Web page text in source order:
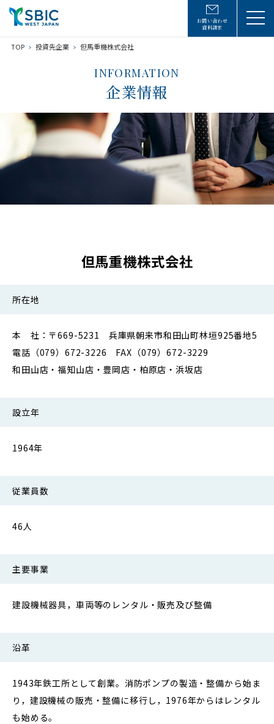
お問い合わせ
資料請求
TOP 投資先企業 但馬重機株式会社
INFORMATION
企業情報
但馬重機株式会社
所在地
本 社：〒669-5231 兵庫県朝来市和田山町林垣925番地5
電話（079）672-3226 FAX（079）672-3229
和田山店・福知山店・豊岡店・柏原店・浜坂店
設立年
1964年
従業員数
46人
主要事業
建設機械器具，車両等のレンタル・販売及び整備
沿革
1943年鉄工所として創業。消防ポンプの製造・整備から始ま
り，建設機械の販売・整備に移行し，1976年からはレンタル
も始める。